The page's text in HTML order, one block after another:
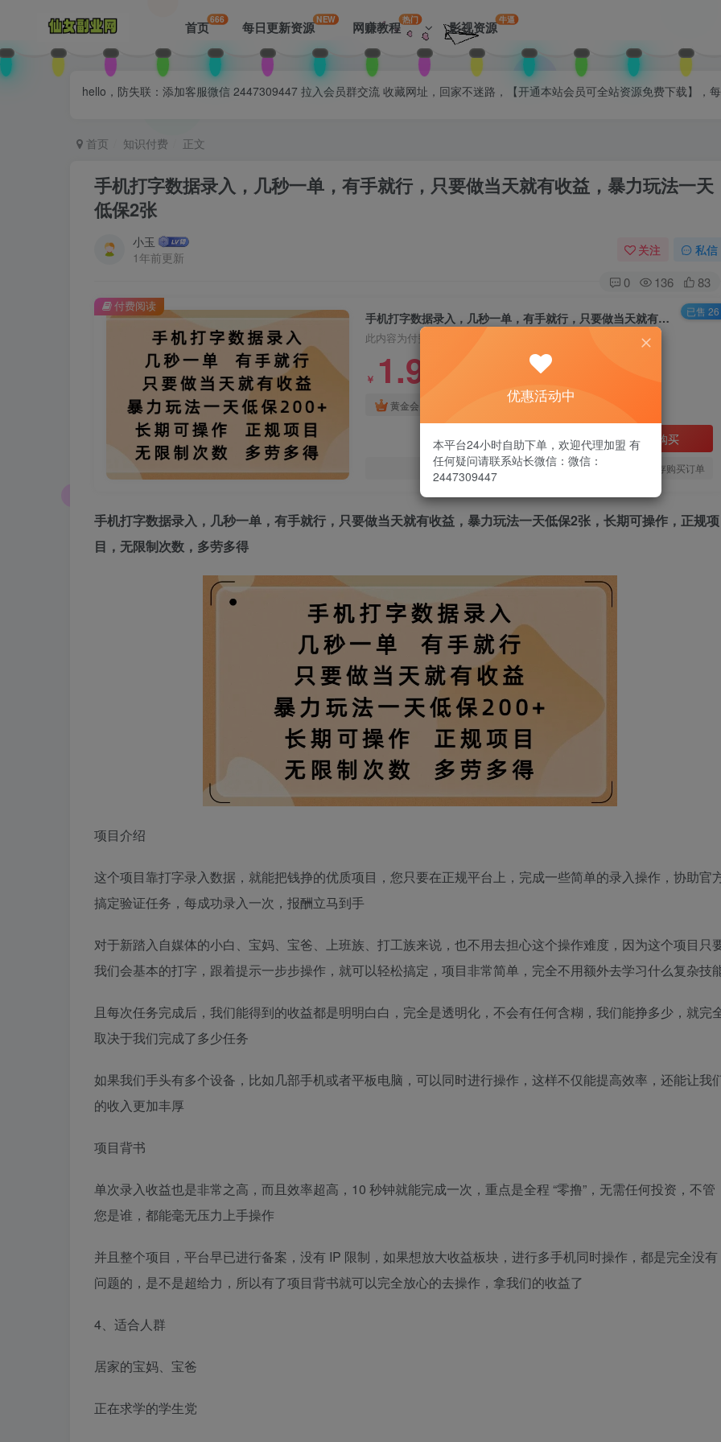
首页666 每日更新资源NEW 网赚教程热门 影视资源牛逼
hello，防失联：添加客服微信 2447309447 拉入会员群交流 收藏网址，回家不迷路，【开通本站会员可全站资源免费下载】，
首页 知识付费 正文
手机打字数据录入，几秒一单，有手就行，只要做当天就有收益，暴力玩法一天
低保2张
小玉
1年前更新
关注 私信
0 136 83
手机打字数据录入，几秒一单，有手就行，只要做当天就有收益，暴力玩法一天低保2张
此内容为付费阅读，请付费后查看
￥ 1.99
黄金会员
立即购买
您当前未登录！建议登陆后购买，可保存购买订单
付费阅读 已售 26
手机打字数据录入 ，几秒一单，有手就行，只要做当天就有收益，暴力玩法一天低保2张，长期可操作，正规项
目，无限制次数，多劳多得
项目介绍
这个项目靠打字录入数据，就能把钱挣的优质项目，您只要在正规平台上，完成一些简单的录入操作，协助官
搞定验证任务，每成功录入一次，报酬立马到手
对于新踏入自媒体的小白、宝妈、宝爸、上班族、打工族来说，也不用去担心这个操作难度，因为这个项目只
我们会基本的打字，跟着提示一步步操作，就可以轻松搞定，项目非常简单，完全不用额外去学习什么复杂技
且每次任务完成后，我们能得到的收益都是明明白白，完全是透明化，不会有任何含糊，我们能挣多少，就完
取决于我们完成了多少任务
如果我们手头有多个设备，比如几部手机或者平板电脑，可以同时进行操作，这样不仅能提高效率，还能让我
的收入更加丰厚
项目背书
单次录入收益也是非常之高，而且效率超高，10 秒钟就能完成一次，重点是全程 “零撸”，无需任何投资，不管
您是谁，都能毫无压力上手操作
并且整个项目，平台早已进行备案，没有 IP 限制，如果想放大收益板块，进行多手机同时操作，都是完全没有
问题的，是不是超给力，所以有了项目背书就可以完全放心的去操作，拿我们的收益了
4、适合人群
居家的宝妈、宝爸
正在求学的学生党
优惠活动中
本平台24小时自助下单，欢迎代理加盟 有
任何疑问请联系站长微信：微信：
2447309447